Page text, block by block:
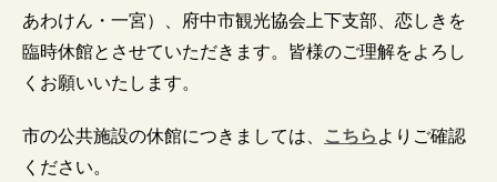
あわけん・一宮）、府中市観光協会上下支部、恋しきを
臨時休館とさせていただきます。皆様のご理解をよろし
くお願いいたします。
市の公共施設の休館につきましては、 こちら よりご確認
ください。